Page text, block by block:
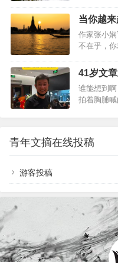
双双死亡
前，这对
老年痴呆
日里，老
一样无法
生活。人
生，沉淀
人的棱角
贯家财。
就是道路
时候，绝
语，而是
当你越
作家张小
不在乎，
单，你才
格，圈子
者没有交
己，都试
的真正开始
了迎合,多
到了演员
41岁文
谁能想到
拍着胸脯
劲儿比，简
开陕西小
號院儿，
风味，凉
地气到骨
路都没有
青年文摘在线投稿
游客投稿